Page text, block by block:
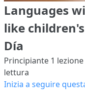
Languages
like
Día
Principiante 1
lettura
Inizia a seguire